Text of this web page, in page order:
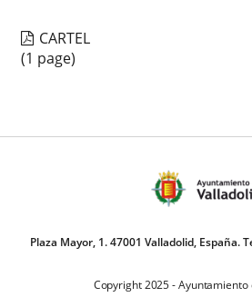
CARTEL
(1 page)
Plaza Mayor, 1. 47001 Valladolid, España.
Copyright 2025 - Ayuntamiento